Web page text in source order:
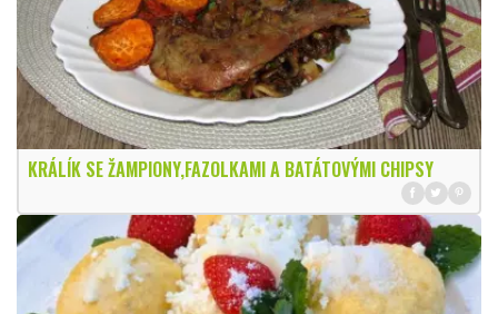
KRÁLÍK SE ŽAMPIONY,FAZOLKAMI A BATÁTOVÝMI CHIPSY